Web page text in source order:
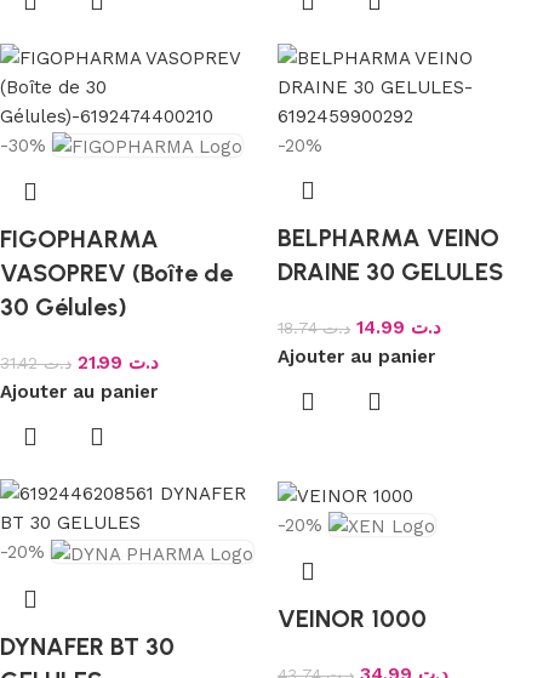
-30%
FIGOPHARMA
VASOPREV (Boîte de
30 Gélules)
د.ت31.42 د.ت
Ajouter au panier
-20%
BELPHARMA VEINO
DRAINE 30 GELULES
د.ت18.74 د.ت
Ajouter au panier
-20%
DYNAFER BT 30
-20%
VEINOR 1000
د.ت43.74